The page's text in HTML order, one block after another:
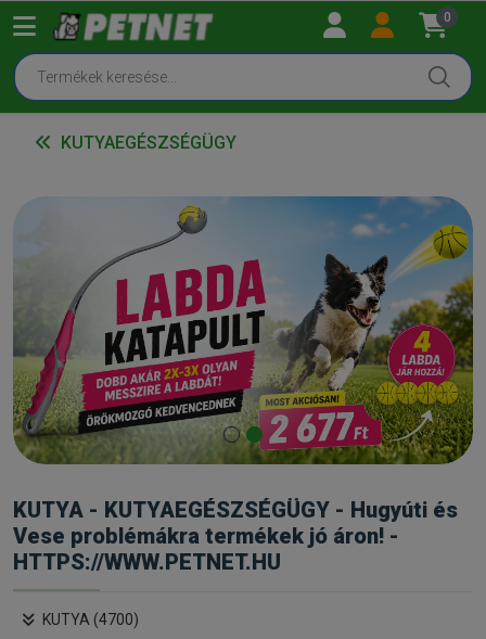
0
KUTYAEGÉSZSÉGÜGY
KUTYA - KUTYAEGÉSZSÉGÜGY - Hugyúti és
Vese problémákra termékek jó áron! -
HTTPS://WWW.PETNET.HU
KUTYA (4700)